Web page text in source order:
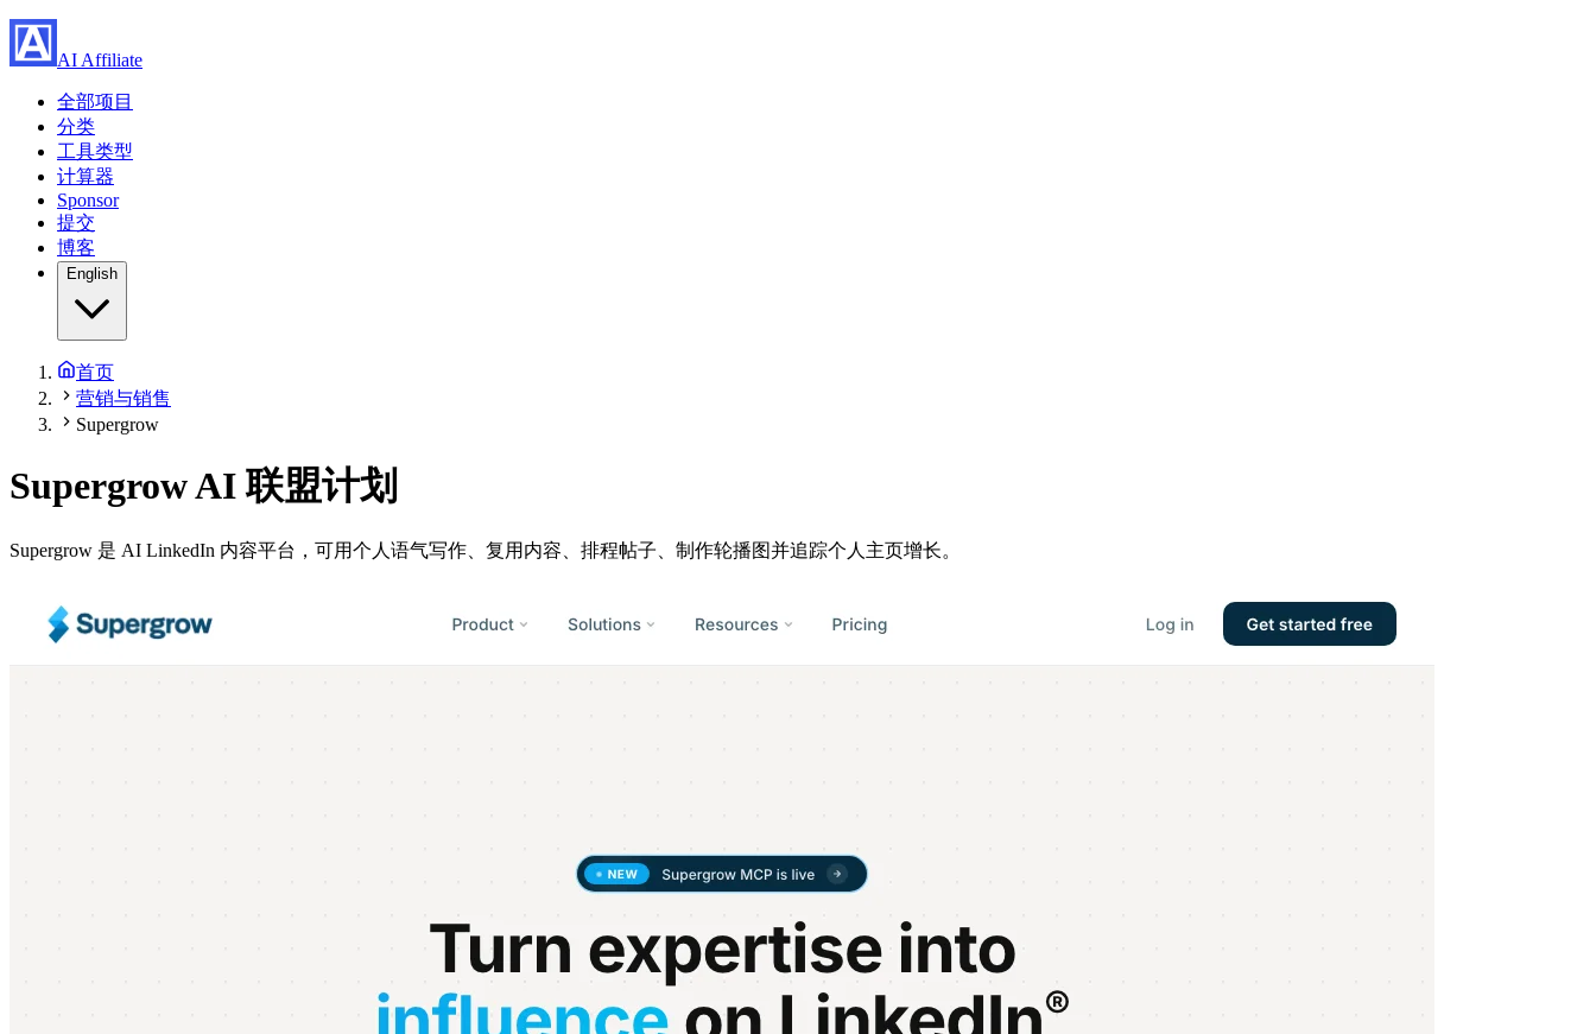
AI Affiliate
全部项目
分类
工具类型
计算器
Sponsor
提交
博客
English
首页
营销与销售
Supergrow
SupergrowAI 联盟计划
Supergrow 是 AI LinkedIn 内容平台，可用个人语气写作、复用内容、排程帖子、制作轮播图并追踪个人主页增长。